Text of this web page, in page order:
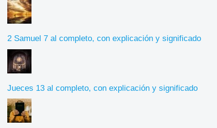
2 Samuel 7 al completo, con explicación y significado
Jueces 13 al completo, con explicación y significado